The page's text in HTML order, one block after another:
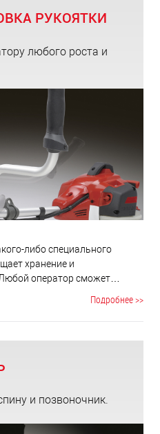
РУКОЯТКИ
любого роста и
либо специального
хранение и
оператор сможет
Подробнее >>
и позвоночник.